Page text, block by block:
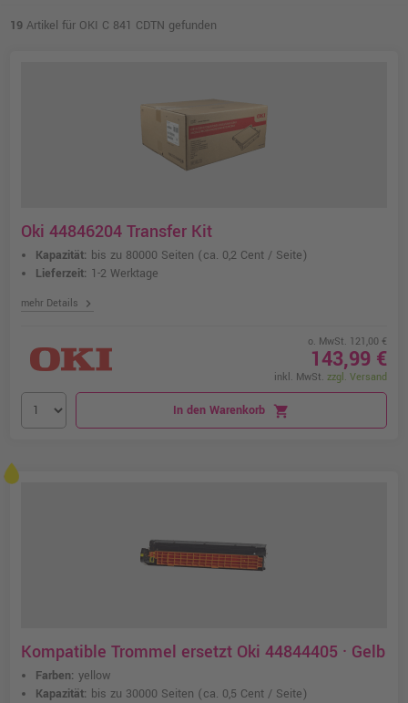
19 Artikel für OKI C 841 CDTN gefunden
Oki 44846204 Transfer Kit
Kapazität: bis zu 80000 Seiten (ca. 0,2 Cent / Seite)
Lieferzeit: 1-2 Werktage
mehr Details chevron_right
o. MwSt. 121,00 €
143,99 €
inkl. MwSt. zzgl. Versand
In den Warenkorb shopping_cart
Kompatible Trommel ersetzt Oki 44844405 · Gelb
Farben: yellow
Kapazität: bis zu 30000 Seiten (ca. 0,5 Cent / Seite)